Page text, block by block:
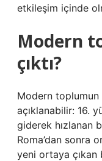
etkileşim içinde
Modern
çıktı?
Modern toplumun
açıklanabilir: 16.
giderek hızlanan
Roma’dan sonra
yeni ortaya çıkan